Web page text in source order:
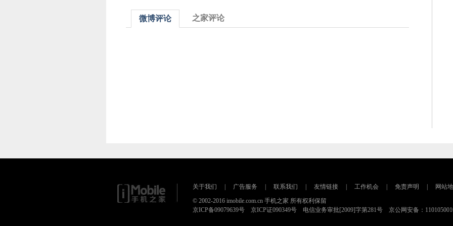
微博评论 之家评论
关于我们 广告服务 联系我们 友情链接 工作机会 免责声明 网站
© 2002-2016 imobile.com.cn 手机之家 所有权利保留
京ICP备09079639号 京ICP证090349号 电信业务审批[2009]字第281号 京公网安备：